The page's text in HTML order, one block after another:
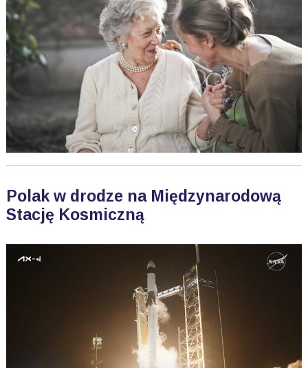
Polak w drodze na Międzynarodową
Stację Kosmiczną